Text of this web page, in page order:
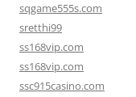
sqgame555s.com
sretthi99
ss168vip.com
ss168vip.com
ssc915casino.com